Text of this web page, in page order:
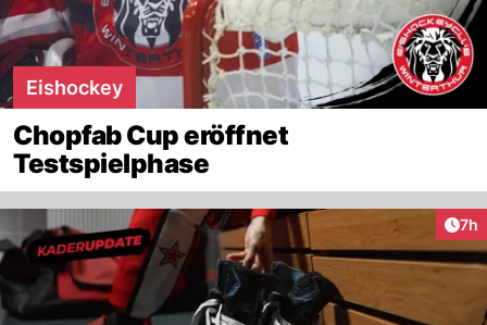
Eishockey
Chopfab Cup eröffnet
Testspielphase
7h